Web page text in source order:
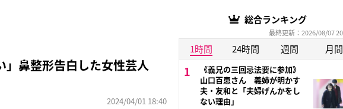
」鼻整形告白した女性芸人
2024/04/01 18:40
総合ランキング
最終更新：2026/08/07
1時間 24時間 週間 月間
《義兄の三回忌法要に参加》
山口百恵さん 義姉が明かす
夫・友和と「夫婦げんかをし
ない理由」